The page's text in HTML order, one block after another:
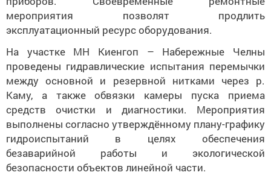
мероприятия позволят продлить
эксплуатационный ресурс оборудования.
На участке МН Киенгоп – Набережные Челны
проведены гидравлические испытания перемычки
между основной и резервной нитками через р.
Каму, а также обвязки камеры пуска приема
средств очистки и диагностики. Мероприятия
выполнены согласно утверждённому плану-графику
гидроиспытаний в целях обеспечения
безаварийной работы и экологической
безопасности объектов линейной части.